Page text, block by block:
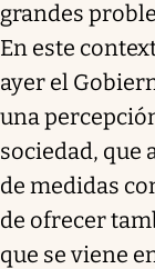
grandes
En este
ayer el
una
sociedad, que
de medidas
de ofrecer
que se viene